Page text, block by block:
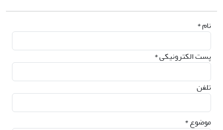
نام *
پست الکترونیکی *
تلفن
موضوع *